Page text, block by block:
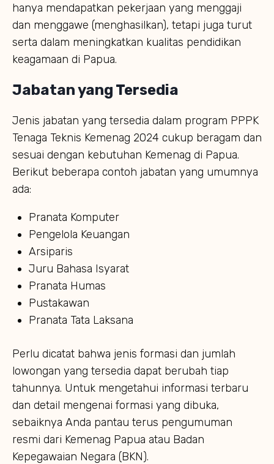
hanya mendapatkan pekerjaan yang menggaji
dan menggawe (menghasilkan), tetapi juga turut
serta dalam meningkatkan kualitas pendidikan
keagamaan di Papua.
Jabatan yang Tersedia
Jenis jabatan yang tersedia dalam program PPPK
Tenaga Teknis Kemenag 2024 cukup beragam dan
sesuai dengan kebutuhan Kemenag di Papua.
Berikut beberapa contoh jabatan yang umumnya
ada:
Pranata Komputer
Pengelola Keuangan
Arsiparis
Juru Bahasa Isyarat
Pranata Humas
Pustakawan
Pranata Tata Laksana
Perlu dicatat bahwa jenis formasi dan jumlah
lowongan yang tersedia dapat berubah tiap
tahunnya. Untuk mengetahui informasi terbaru
dan detail mengenai formasi yang dibuka,
sebaiknya Anda pantau terus pengumuman
resmi dari Kemenag Papua atau Badan
Kepegawaian Negara (BKN).